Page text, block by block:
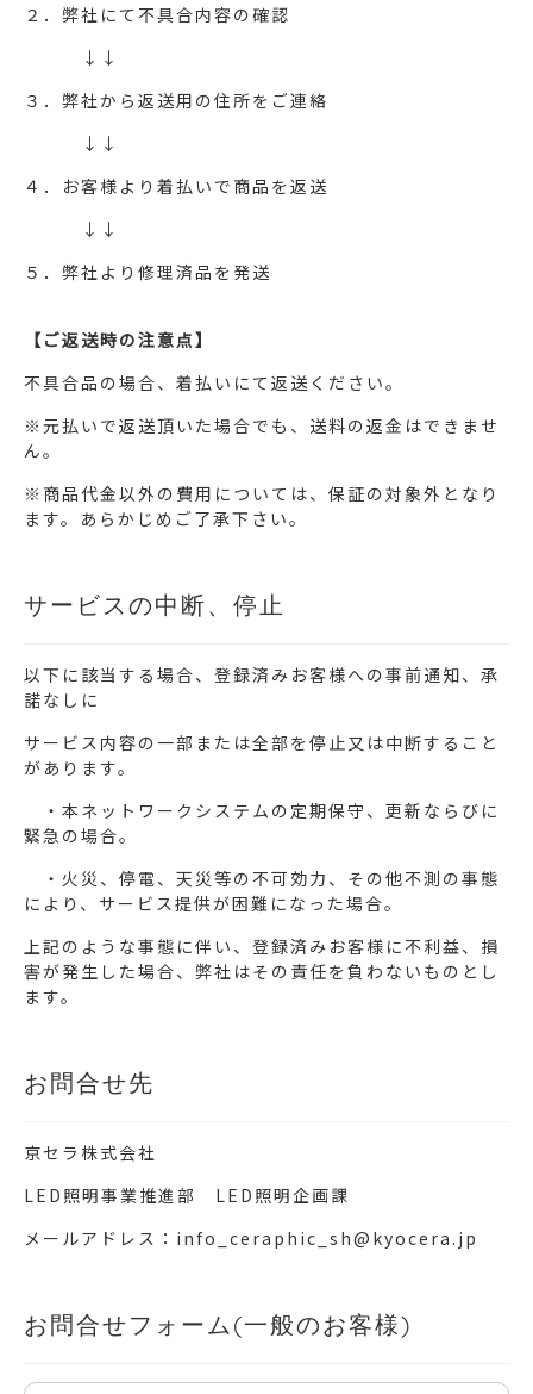
２．弊社にて不具合内容の確認
↓↓
３．弊社から返送用の住所をご連絡
↓↓
４．お客様より着払いで商品を返送
↓↓
５．弊社より修理済品を発送
【ご返送時の注意点】
不具合品の場合、着払いにて返送ください。
※元払いで返送頂いた場合でも、送料の返金はできませ
ん。
※商品代金以外の費用については、保証の対象外となり
ます。あらかじめご了承下さい。
サービスの中断、停止
以下に該当する場合、登録済みお客様への事前通知、承
諾なしに
サービス内容の一部または全部を停止又は中断すること
があります。
・本ネットワークシステムの定期保守、更新ならびに
緊急の場合。
・火災、停電、天災等の不可効力、その他不測の事態
により、サービス提供が困難になった場合。
上記のような事態に伴い、登録済みお客様に不利益、損
害が発生した場合、弊社はその責任を負わないものとし
ます。
お問合せ先
京セラ株式会社
LED照明事業推進部 LED照明企画課
メールアドレス：info_ceraphic_sh@kyocera.jp
お問合せフォーム(一般のお客様)